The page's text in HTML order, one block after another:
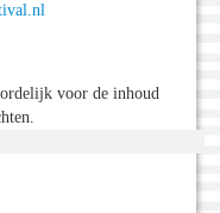
voor de inhoud